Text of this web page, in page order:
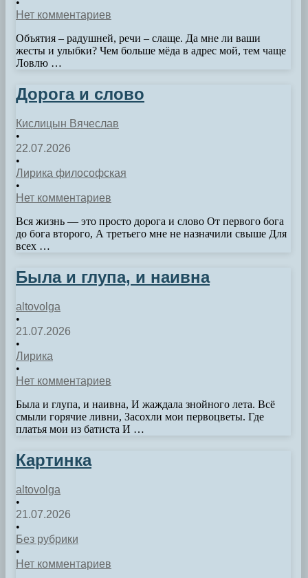
•
Нет комментариев
Объятия – радушней, речи – слаще. Да мне ли ваши
жесты и улыбки? Чем больше мёда в адрес мой, тем чаще
Ловлю …
Дорога и слово
Кислицын Вячеслав
•
22.07.2026
•
Лирика философская
•
Нет комментариев
Вся жизнь — это просто дорога и слово От первого бога
до бога второго, А третьего мне не назначили свыше Для
всех …
Была и глупа, и наивна
altovolga
•
21.07.2026
•
Лирика
•
Нет комментариев
Была и глупа, и наивна, И жаждала знойного лета. Всё
смыли горячие ливни, Засохли мои первоцветы. Где
платья мои из батиста И …
Картинка
altovolga
•
21.07.2026
•
Без рубрики
•
Нет комментариев